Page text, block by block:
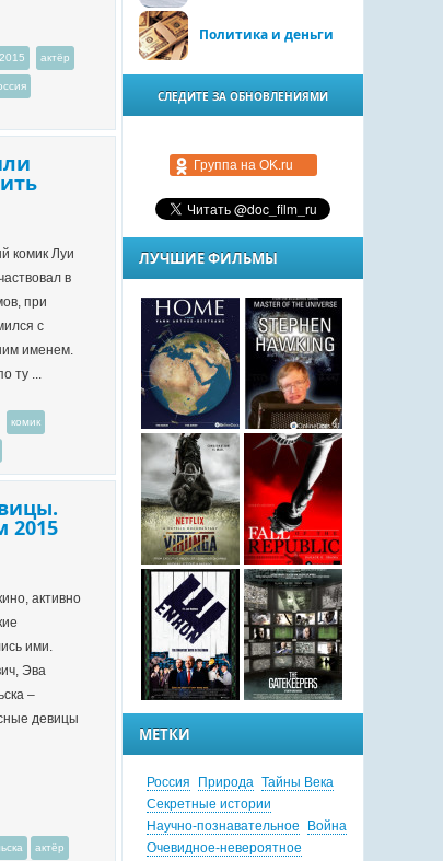
2015 актёр
комик Луи
в
при
с
именем.
ту ...
комик
2015
активно
ими.
Эва
–
девицы
актёр
Политика и деньги
СЛЕДИТЕ ЗА ОБНОВЛЕНИЯМИ
Группа на OK.ru
ЛУЧШИЕ ФИЛЬМЫ
МЕТКИ
Россия Природа Тайны Века
Секретные истории
Научно-познавательное
Война
Очевидное-невероятное